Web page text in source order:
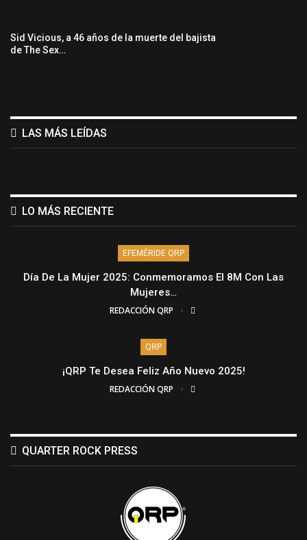
Sid Vicious, a 46 años de la muerte del bajista
de The Sex…
LAS MÁS LEÍDAS
LO MÁS RECIENTE
EFEMÉRIDE QRP
Día De La Mujer 2025: Conmemoramos El 8M Con Las
Mujeres…
REDACCIÓN QRP
QRP
¡QRP Te Desea Feliz Año Nuevo 2025!
REDACCIÓN QRP
QUARTER ROCK PRESS